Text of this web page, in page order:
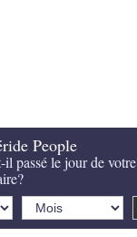
People
il passé le jour de votre